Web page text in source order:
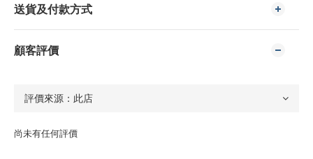
送貨及付款方式
顧客評價
尚未有任何評價